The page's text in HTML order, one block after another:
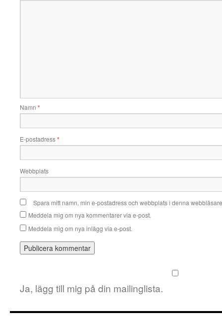
Namn *
E-postadress*
Webbplats
Spara mitt namn, min e-postadress och webbplats i denna
Meddela mig om nya kommentarer via e-post.
Meddela mig om nya inlägg via e-post.
Ja, lägg till mig på din mailinglista.